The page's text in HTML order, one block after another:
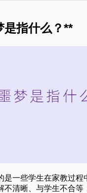
是指什么？**
是一些学生在家教过
不清晰、与学生不合